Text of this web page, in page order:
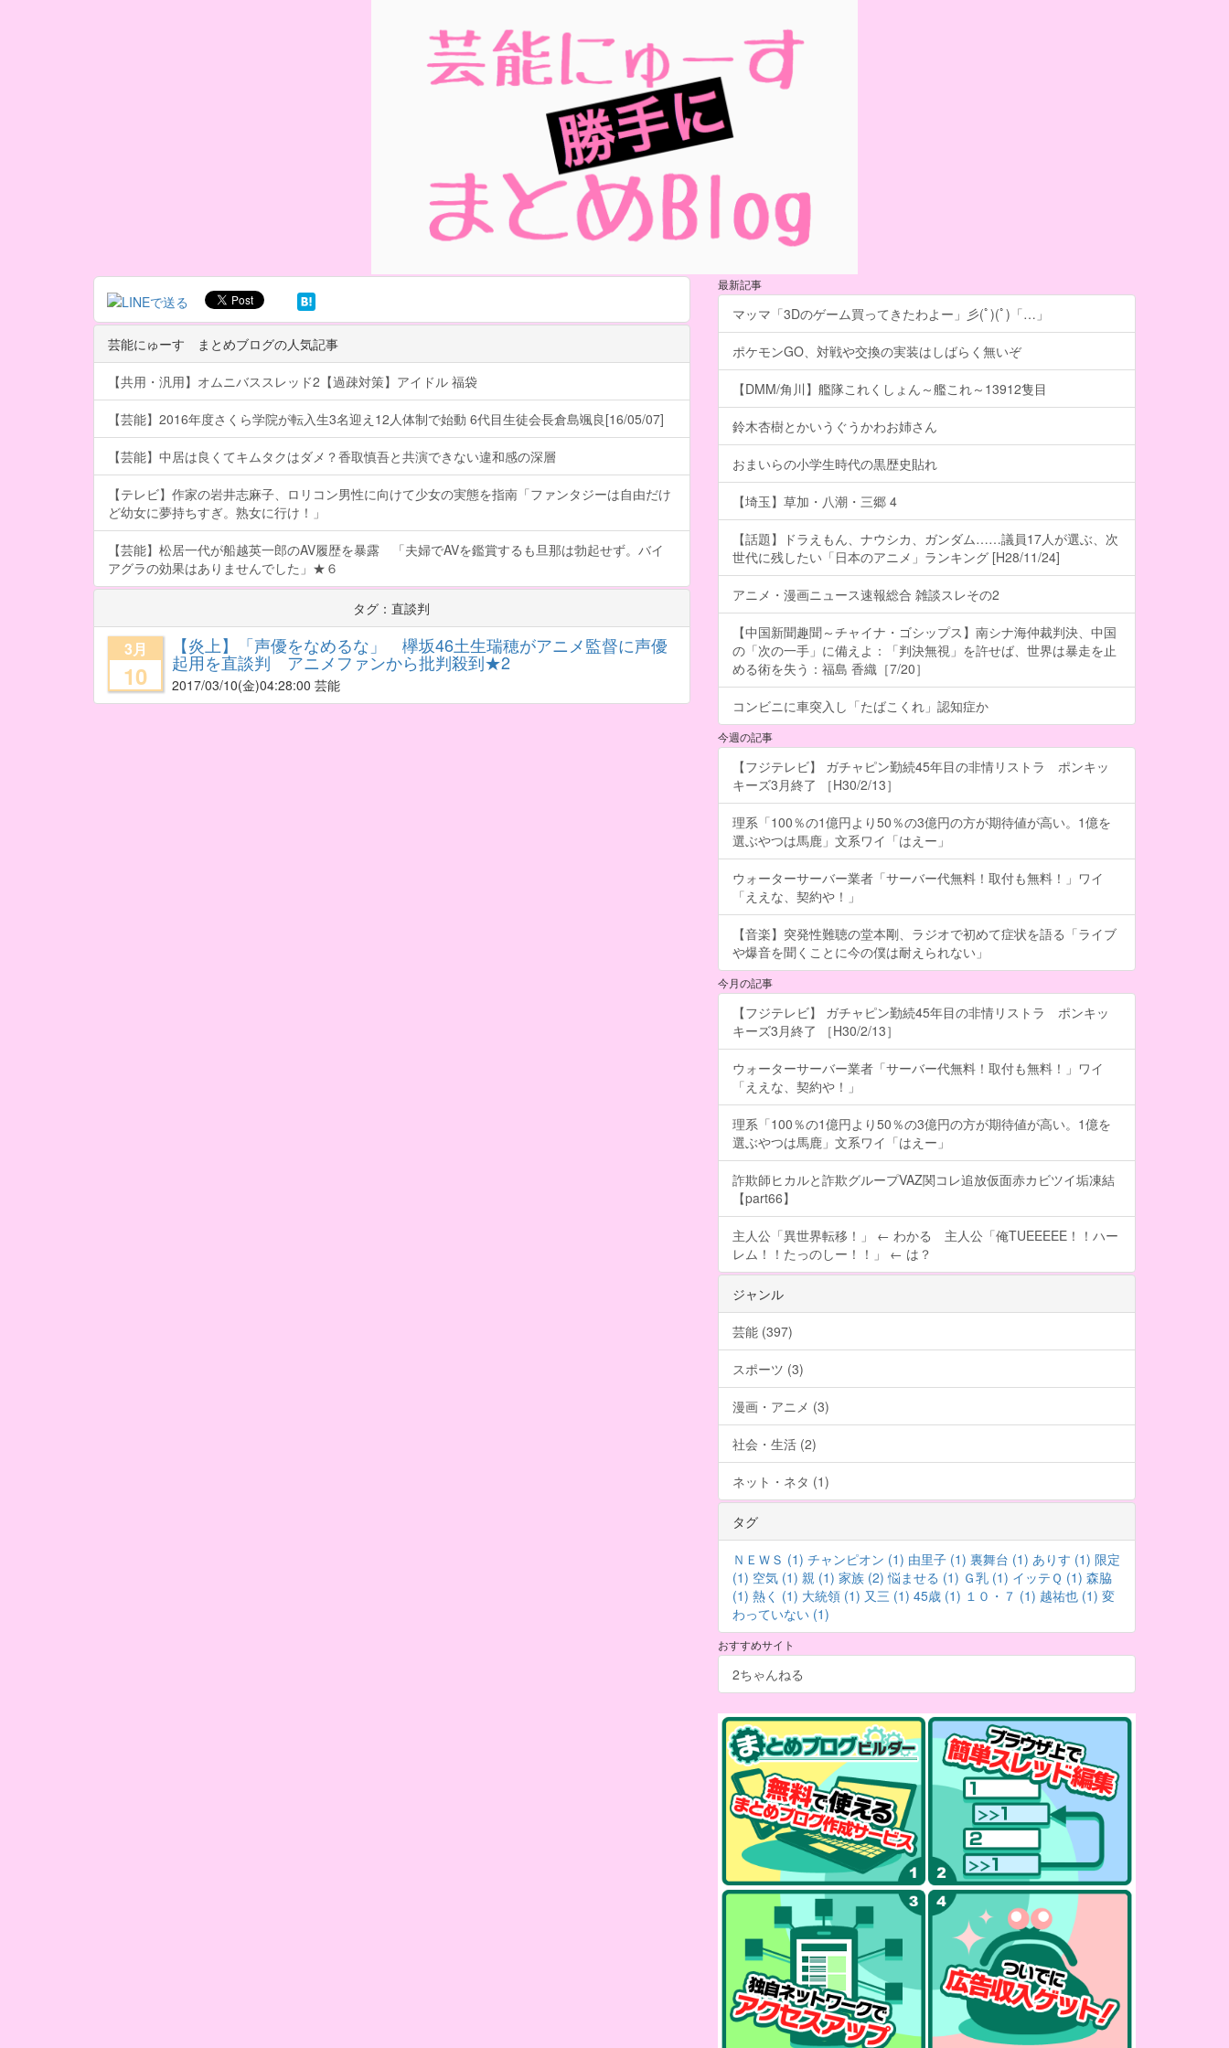
芸能にゅーす まとめブログの人気記事
【共用・汎用】オムニバススレッド2【過疎対策】アイドル 福袋
【芸能】2016年度さくら学院が転入生3名迎え12人体制で始動 6代目生徒会長倉島颯良[16/05/07]
【芸能】中居は良くてキムタクはダメ？香取慎吾と共演できない違和感の深層
【テレビ】作家の岩井志麻子、ロリコン男性に向けて少女の実態を指南「ファンタジーは自由だけ
ど幼女に夢持ちすぎ。熟女に行け！」
【芸能】松居一代が船越英一郎のAV履歴を暴露 「夫婦でAVを鑑賞するも旦那は勃起せず。バイ
アグラの効果はありませんでした」★６
タグ：直談判
3月
10
【炎上】「声優をなめるな」 欅坂46土生瑞穂がアニメ監督に声優
起用を直談判 アニメファンから批判殺到★2
2017/03/10(金)04:28:00 芸能
最新記事
マッマ「3Dのゲーム買ってきたわよー」彡(ﾟ)(ﾟ)「…」
ポケモンGO、対戦や交換の実装はしばらく無いぞ
【DMM/角川】艦隊これくしょん～艦これ～13912隻目
鈴木杏樹とかいうぐうかわお姉さん
おまいらの小学生時代の黒歴史貼れ
【埼玉】草加・八潮・三郷 4
【話題】ドラえもん、ナウシカ、ガンダム……議員17人が選ぶ、次
世代に残したい「日本のアニメ」ランキング [H28/11/24]
アニメ・漫画ニュース速報総合 雑談スレその2
【中国新聞趣聞～チャイナ・ゴシップス】南シナ海仲裁判決、中国
の「次の一手」に備えよ：「判決無視」を許せば、世界は暴走を止
める術を失う：福島 香織［7/20］
コンビニに車突入し「たばこくれ」認知症か
今週の記事
【フジテレビ】 ガチャピン勤続45年目の非情リストラ ポンキッ
キーズ3月終了 ［H30/2/13］
理系「100％の1億円より50％の3億円の方が期待値が高い。1億を
選ぶやつは馬鹿」文系ワイ「はえー」
ウォーターサーバー業者「サーバー代無料！取付も無料！」ワイ
「ええな、契約や！」
【音楽】突発性難聴の堂本剛、ラジオで初めて症状を語る「ライブ
や爆音を聞くことに今の僕は耐えられない」
今月の記事
【フジテレビ】 ガチャピン勤続45年目の非情リストラ ポンキッ
キーズ3月終了 ［H30/2/13］
ウォーターサーバー業者「サーバー代無料！取付も無料！」ワイ
「ええな、契約や！」
理系「100％の1億円より50％の3億円の方が期待値が高い。1億を
選ぶやつは馬鹿」文系ワイ「はえー」
詐欺師ヒカルと詐欺グループVAZ関コレ追放仮面赤カビツイ垢凍結
【part66】
主人公「異世界転移！」 ← わかる 主人公「俺TUEEEEE！！ハー
レム！！たっのしー！！」 ← は？
ジャンル
芸能 (397)
スポーツ (3)
漫画・アニメ (3)
社会・生活 (2)
ネット・ネタ (1)
タグ
ＮＥＷＳ (1) チャンピオン (1) 由里子 (1) 裏舞台 (1) ありす (1) 限定
(1) 空気 (1) 親 (1) 家族 (2) 悩ませる (1) Ｇ乳 (1) イッテＱ (1) 森脇
(1) 熱く (1) 大統領 (1) 又三 (1) 45歳 (1) １０・７ (1) 越祐也 (1) 変
わっていない (1)
おすすめサイト
2ちゃんねる